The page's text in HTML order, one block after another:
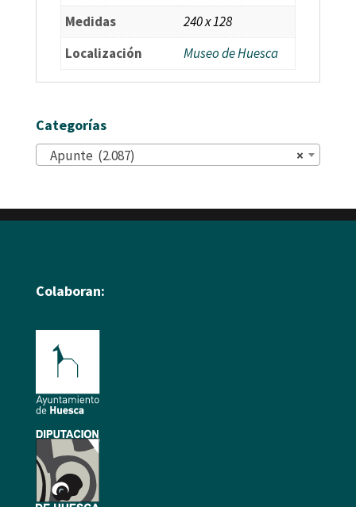
Medidas
240 x 128
Localización
Museo de Huesca
Categorías
×
Apunte (2.087)
Colaboran: